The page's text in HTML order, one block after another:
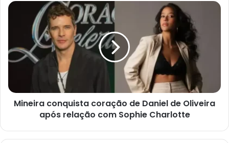
Mineira conquista coração de Daniel de Oliveira
após relação com Sophie Charlotte